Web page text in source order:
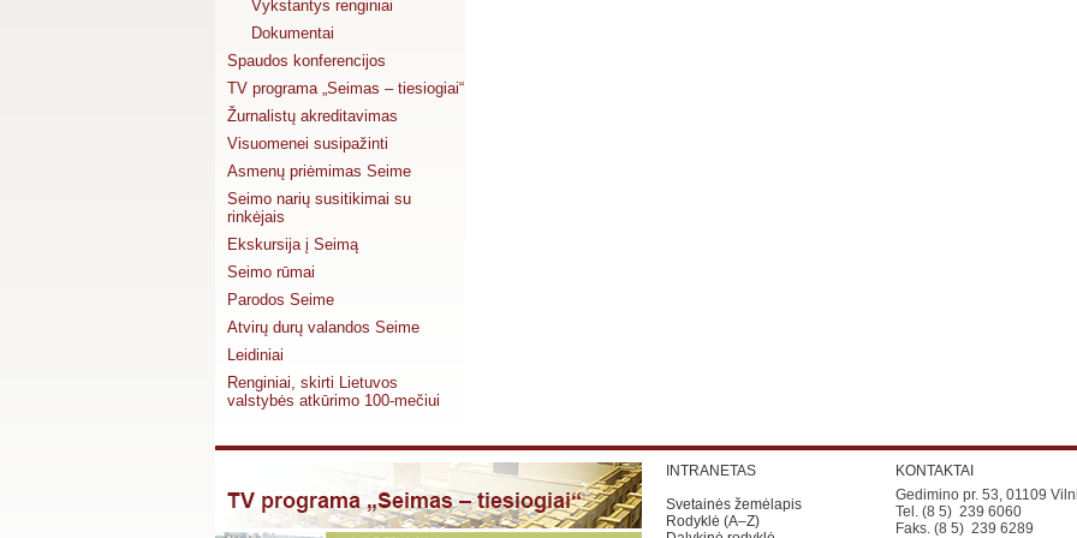
Vykstantys renginiai
Dokumentai
Spaudos konferencijos
TV programa „Seimas – tiesiogiai“
Žurnalistų akreditavimas
Visuomenei susipažinti
Asmenų priėmimas Seime
Seimo narių susitikimai su
rinkėjais
Ekskursija į Seimą
Seimo rūmai
Parodos Seime
Atvirų durų valandos Seime
Leidiniai
Renginiai, skirti Lietuvos
valstybės atkūrimo 100-mečiui
INTRANETAS
Svetainės žemėlapis
Rodyklė (A–Z)
KONTAKTAI
Gedimino pr. 53, 01109
Tel. (8 5) 239 6060
Faks. (8 5) 239 6289